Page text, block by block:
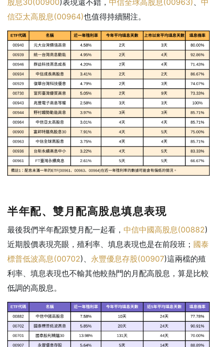
股息30(00900)表現還不錯， 中信全球高股息(00963) 、 中
信亞太高股息(00964)也值得持續關注。
半年配、雙月配高股息填息表現
最後我們半年配跟雙月配一起看， 中信中國高股息(00882)
近期股價表現亮眼，殖利率、填息表現也是在前段班； 國泰
標普低波高息(00702)、 永豐優息存股(00907)這兩檔的殖
利率、填息表現也不輸其他較熱門的月配高股息，算是比較
低調的高股息。